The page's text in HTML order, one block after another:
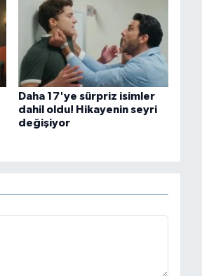
Daha 17'ye sürpriz isimler
dahil oldu! Hikayenin seyri
değişiyor